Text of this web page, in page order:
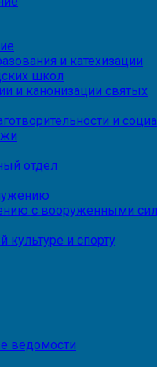
и катехизации
школ
и канонизации святых
и
отдел
с вооруженными
культуре и спорту
ведомости